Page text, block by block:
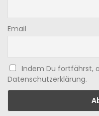
Email
Indem Du fortfährst,
Datenschutzerklärung.